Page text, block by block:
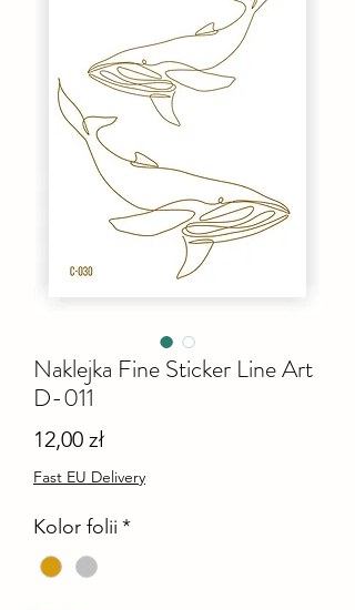
Naklejka Fine Sticker Line Art
D-011
12,00 złCena
Fast EU Delivery
Kolor folii *